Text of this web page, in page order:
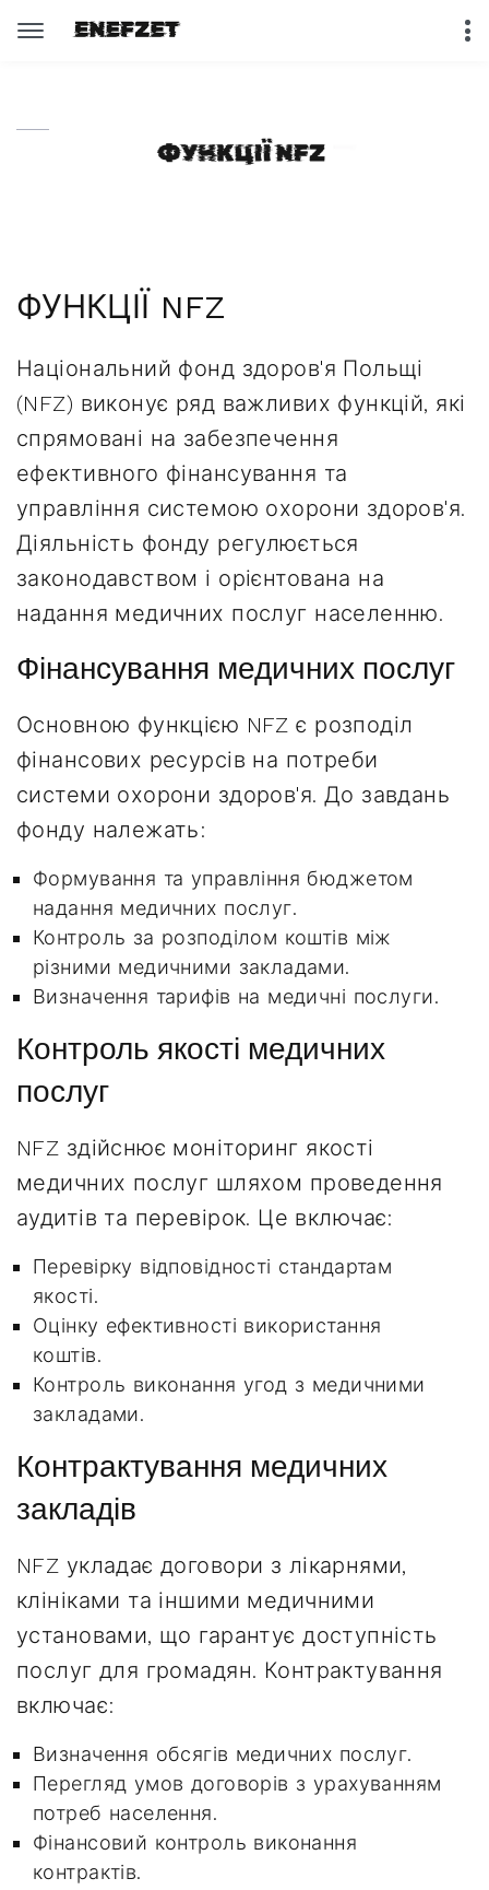
ФУНКЦІЇ NFZ
Національний фонд здоров'я Польщі
(NFZ) виконує ряд важливих функцій, які
спрямовані на забезпечення
ефективного фінансування та
управління системою охорони здоров'я.
Діяльність фонду регулюється
законодавством і орієнтована на
надання медичних послуг населенню.
Фінансування медичних послуг
Основною функцією NFZ є розподіл
фінансових ресурсів на потреби
системи охорони здоров'я. До завдань
фонду належать:
Формування та управління бюджетом
надання медичних послуг.
Контроль за розподілом коштів між
різними медичними закладами.
Визначення тарифів на медичні послуги.
Контроль якості медичних
послуг
NFZ здійснює моніторинг якості
медичних послуг шляхом проведення
аудитів та перевірок. Це включає:
Перевірку відповідності стандартам
якості.
Оцінку ефективності використання
коштів.
Контроль виконання угод з медичними
закладами.
Контрактування медичних
закладів
NFZ укладає договори з лікарнями,
клініками та іншими медичними
установами, що гарантує доступність
послуг для громадян. Контрактування
включає:
Визначення обсягів медичних послуг.
Перегляд умов договорів з урахуванням
потреб населення.
Фінансовий контроль виконання
контрактів.